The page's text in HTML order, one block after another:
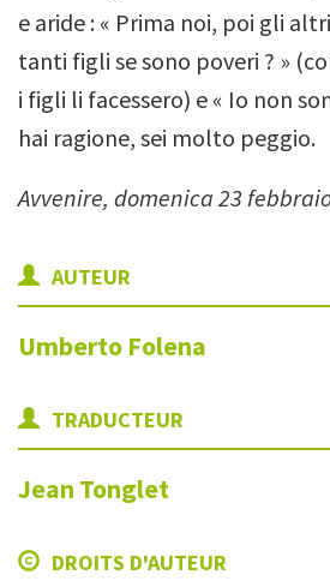
e aride : « Prima noi, poi gli
tanti figli se sono poveri ? »
i figli li facessero) e « Io non
hai ragione, sei molto peggio.
Avvenire, domenica 23
AUTEUR
Umberto Folena
TRADUCTEUR
Jean Tonglet
DROITS D'AUTEUR